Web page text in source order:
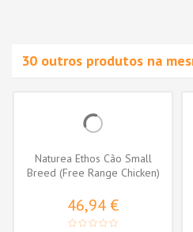
30 outros produtos na
Naturea Ethos Cão Small
Breed (Free Range Chicken)
46,94 €